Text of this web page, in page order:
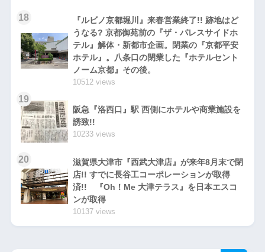
18
『ルビノ京都堀川』来春営業終了!! 跡地はど
うなる? 京都御苑前の『ザ・パレスサイドホ
テル』解体・新都市企画。閉業の『京都平安
ホテル』。八条口の閉業した『ホテルセント
ノーム京都』その後。
10512 views
19
阪急『洛西口』駅 西側にホテルや商業施設を
誘致!!
10233 views
20
滋賀県大津市『西武大津店』が来年8月末で閉
店!! すでに長谷工コーポレーションが取得
済!! 『Oh！Me 大津テラス』を日本エスコ
ンが取得
10137 views